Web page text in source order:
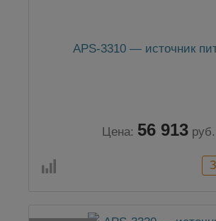
APS-3310 — источник
Цена: 56 913 руб.